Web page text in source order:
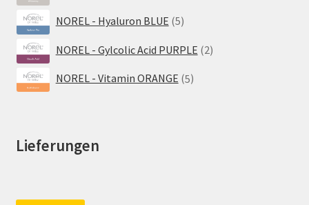
NOREL - Hyaluron BLUE 55
NOREL - Gylcolic Acid PURPLE 22
NOREL - Vitamin ORANGE 55
Lieferungen